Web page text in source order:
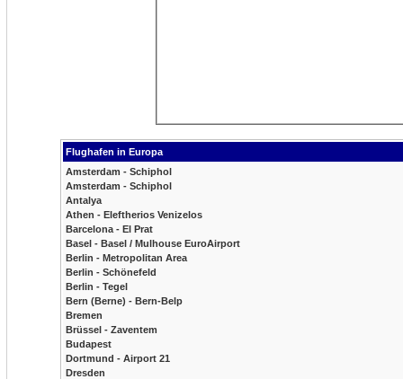
Flughafen in Europa
Amsterdam - Schiphol
Amsterdam - Schiphol
Antalya
Athen - Eleftherios Venizelos
Barcelona - El Prat
Basel - Basel / Mulhouse EuroAirport
Berlin - Metropolitan Area
Berlin - Schönefeld
Berlin - Tegel
Bern (Berne) - Bern-Belp
Bremen
Brüssel - Zaventem
Budapest
Dortmund - Airport 21
Dresden